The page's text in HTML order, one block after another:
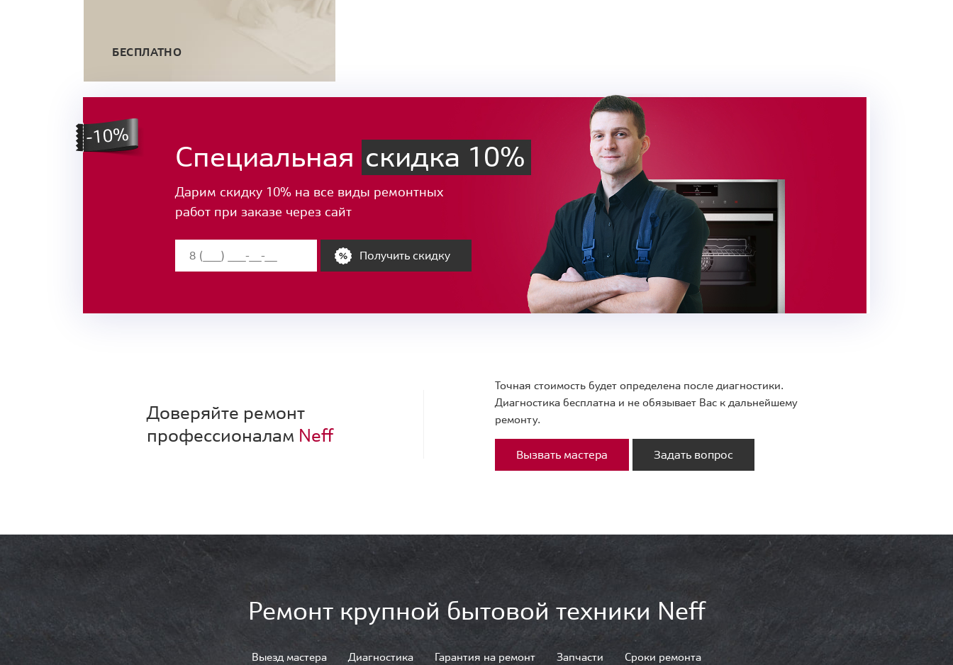
БЕСПЛАТНО
Специальная скидка 10%
Дарим скидку 10% на все виды ремонтных
работ при заказе через сайт
Получить скидку
Доверяйте ремонт
профессионалам Neff
Точная стоимость будет определена после диагностики.
Диагностика бесплатна и не обязывает Вас к дальнейшему
ремонту.
Вызвать мастера Задать вопрос
Ремонт крупной бытовой техники Neff
Выезд мастера Диагностика Гарантия на ремонт Запчасти Сроки ремонта